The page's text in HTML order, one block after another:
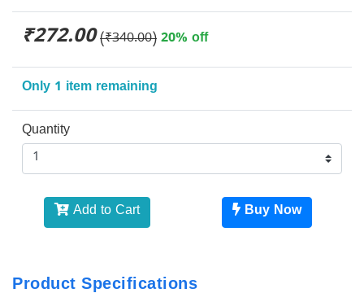
₹272.00 (₹340.00) 20% off
Only 1 item remaining
Quantity
Add to Cart Buy Now
Product Specifications